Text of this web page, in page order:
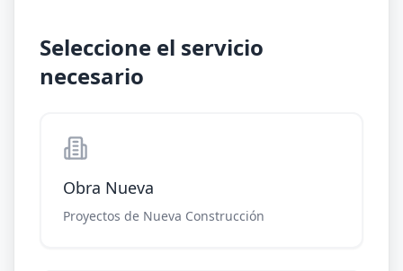
Seleccione el servicio
necesario
Obra Nueva
Proyectos de Nueva Construcción